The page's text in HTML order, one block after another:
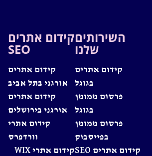
השירותים
שלנו
קידום אתרים
בגוגל
פרסום ממומן
בגוגל
פרסום ממומן
בפייסבוק
קידום אתרים SEO
קידום אתרים
SEO
קידום אתרים
אורגני בתל אביב
קידום אתרים
אורגני בירושלים
קידום אתרי
וורדפרס
קידום אתרי WIX